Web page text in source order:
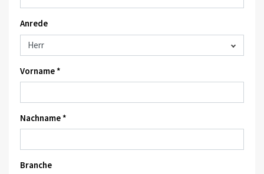
Anrede
Vorname *
Nachname *
Branche